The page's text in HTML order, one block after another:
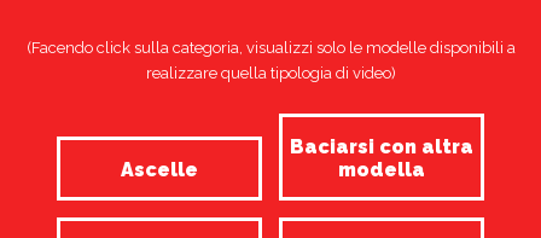
(Facendo click sulla categoria, visualizzi solo le modelle disponibili a
realizzare quella tipologia di video)
Ascelle
Baciarsi con altra
modella